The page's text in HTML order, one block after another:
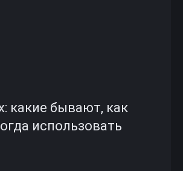
какие бывают, как
использовать